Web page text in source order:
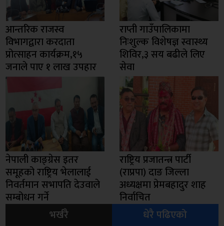
आन्तरिक राजस्व
विभागद्वारा करदाता
प्रोत्साहन कार्यक्रम,१५
जनाले पाए १ लाख उपहार
राप्ती गाउँपालिकामा
निःशुल्क विशेषज्ञ स्वास्थ्य
शिविर,३ सय बढीले लिए
सेवा
नेपाली काङ्ग्रेस इतर
समूहको राष्ट्रिय भेलालाई
निवर्तमान सभापति देउवाले
सम्बोधन गर्ने
राष्ट्रिय प्रजातन्त्र पार्टी
(राप्रपा) दाङ जिल्ला
अध्यक्षमा प्रेमबहादुर शाह
निर्वाचित
भर्खरै
धेरै पढिएको